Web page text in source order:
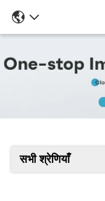
सभी श्रेणियाँ